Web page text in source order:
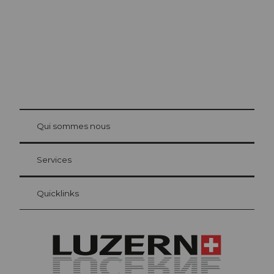
Carte d’hôte Lucerne
Vos avantages en tant qu'hôte pour la nuit
at Bre
Qui sommes nous
Services
Quicklinks